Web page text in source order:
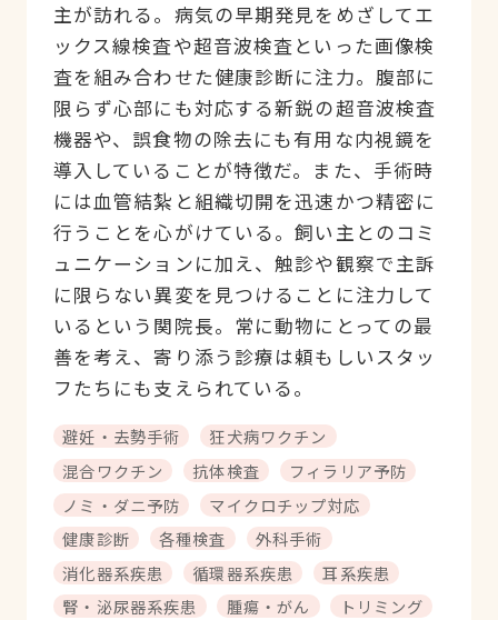
主が訪れる。病気の早期発見をめざしてエ
ックス線検査や超音波検査といった画像検
査を組み合わせた健康診断に注力。腹部に
限らず心部にも対応する新鋭の超音波検査
機器や、誤食物の除去にも有用な内視鏡を
導入していることが特徴だ。また、手術時
には血管結紮と組織切開を迅速かつ精密に
行うことを心がけている。飼い主とのコミ
ュニケーションに加え、触診や観察で主訴
に限らない異変を見つけることに注力して
いるという関院長。常に動物にとっての最
善を考え、寄り添う診療は頼もしいスタッ
フたちにも支えられている。
避妊・去勢手術
狂犬病ワクチン
混合ワクチン
抗体検査
フィラリア予防
ノミ・ダニ予防
マイクロチップ対応
健康診断
各種検査
外科手術
消化器系疾患
循環器系疾患
耳系疾患
腎・泌尿器系疾患
腫瘍・がん
トリミング